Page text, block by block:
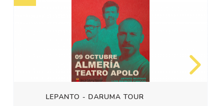
LEPANTO - DARUMA TOUR